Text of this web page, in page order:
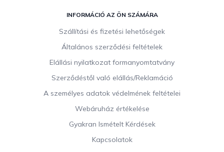
INFORMÁCIÓ AZ ÖN SZÁMÁRA
Szállítási és fizetési lehetőségek
Általános szerződési feltételek
Elállási nyilatkozat formanyomtatvány
Szerződéstől való elállás/Reklamáció
A személyes adatok védelmének feltételei
Webáruház értékelése
Gyakran Ismételt Kérdések
Kapcsolatok